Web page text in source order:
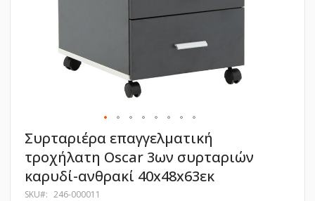
Μετάβαση
στην
αρχή
της
συλλογής
εικόνων
Συρταριέρα επαγγελματική
τροχήλατη Oscar 3ων συρταριών
καρυδί-ανθρακί 40x48x63εκ
SKU
246-000011